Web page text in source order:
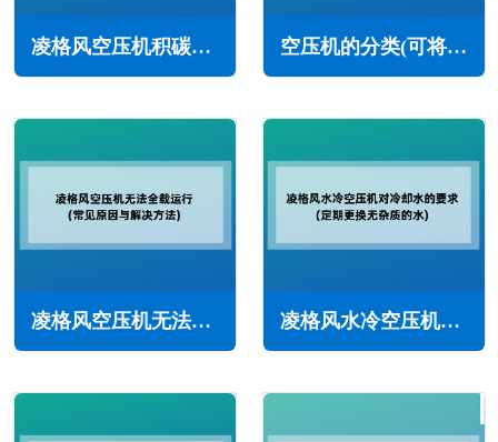
凌格风空压机积碳怎么回事(常见原因与解决办法) 空压机的分类(可将空压机分为多种类型)
凌格风空压机无法全载运行怎么办(常见原因与解决方法) 凌格风水冷空压机对冷却水的要求(定期更换无杂质的水)